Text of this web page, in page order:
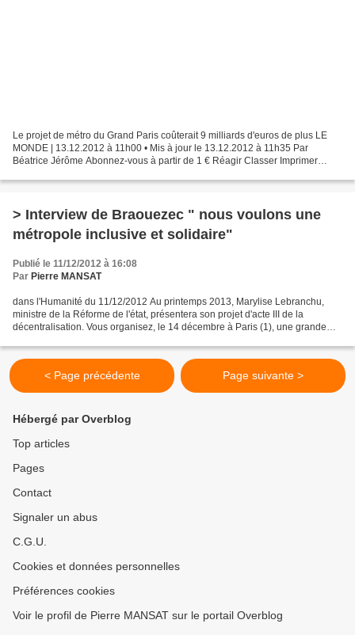
Le projet de métro du Grand Paris coûterait 9 milliards d'euros de plus LE
MONDE | 13.12.2012 à 11h00 • Mis à jour le 13.12.2012 à 11h35 Par
Béatrice Jérôme Abonnez-vous à partir de 1 € Réagir Classer Imprimer
> Interview de Braouezec " nous voulons une
métropole inclusive et solidaire"
Publié le 11/12/2012 à 16:08
Par Pierre MANSAT
dans l'Humanité du 11/12/2012 Au printemps 2013, Marylise Lebranchu,
ministre de la Réforme de l'état, présentera son projet d'acte III de la
décentralisation. Vous organisez, le 14 décembre à Paris (1), une grande
< Page précédente Page suivante >
Hébergé par Overblog
Top articles
Pages
Contact
Signaler un abus
C.G.U.
Cookies et données personnelles
Préférences cookies
Voir le profil de Pierre MANSAT sur le portail Overblog